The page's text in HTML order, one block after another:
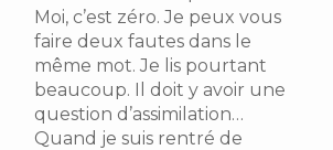
Moi, c’est zéro. Je peux vous
faire deux fautes dans le
même mot. Je lis pourtant
beaucoup. Il doit y avoir une
question d’assimilation…
Quand je suis rentré de